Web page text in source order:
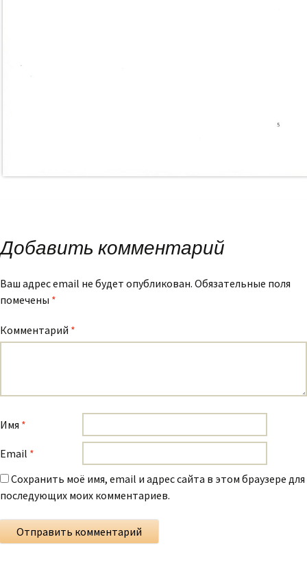
Добавить комментарий
Ваш адрес email не будет опубликован. Обязательные поля
помечены *
Комментарий *
Имя *
Email *
Сохранить моё имя, email и адрес сайта в этом браузере для
последующих моих комментариев.